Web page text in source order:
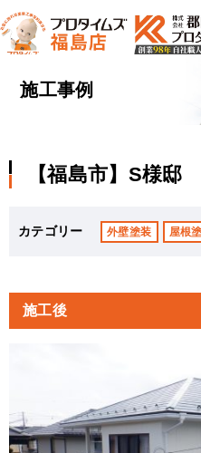
施工事例
【福島市】S様
カテゴリー 外壁塗装 屋根
施工後